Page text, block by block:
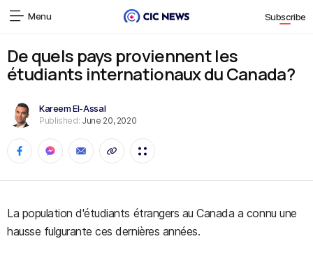
Menu Subscribe
De quels pays proviennent les
étudiants internationaux du Canada?
Kareem El-Assal
Published: June 20, 2020
La population d'étudiants étrangers au Canada a connu une
hausse fulgurante ces dernières années.